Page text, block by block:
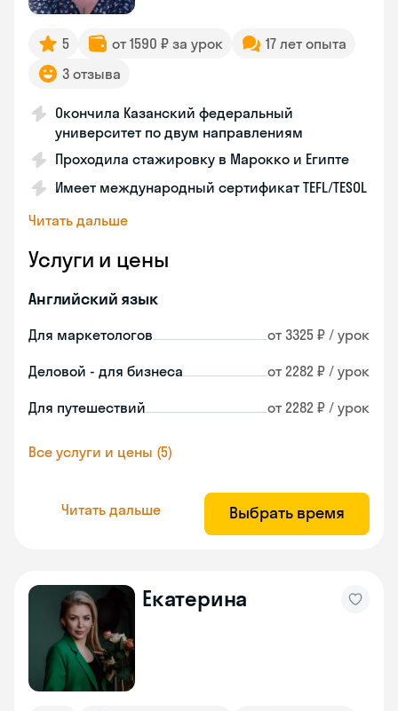
5 от 1590 ₽ за урок
17 лет опыта
3 отзыва
Окончила Казанский федеральный
университет по двум направлениям
Проходила стажировку в Марокко и Египте
Имеет международный сертификат TEFL/TESOL
Читать дальше
Услуги и цены
Английский язык
Для маркетологов от 3325 ₽ / урок
Деловой - для бизнеса от 2282 ₽ / урок
Для путешествий от 2282 ₽ / урок
Все услуги и цены (5)
Читать дальше Выбрать время
Екатерина